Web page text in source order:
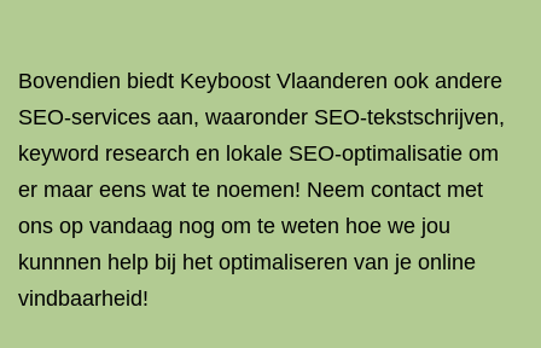
Bovendien biedt Keyboost Vlaanderen ook andere
SEO-services aan, waaronder SEO-tekstschrijven,
keyword research en lokale SEO-optimalisatie om
er maar eens wat te noemen! Neem contact met
ons op vandaag nog om te weten hoe we jou
kunnnen help bij het optimaliseren van je online
vindbaarheid!